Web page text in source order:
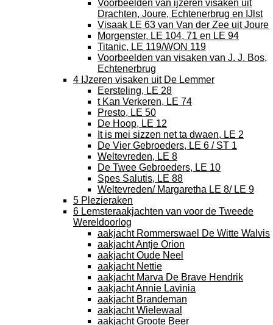
Voorbeelden van ijzeren visaken uit
Drachten, Joure, Echtenerbrug en IJlst
Visaak LE 63 van Van der Zee uit Joure
Morgenster, LE 104, 71 en LE 94
Titanic, LE 119/WON 119
Voorbeelden van visaken van J. J. Bos,
Echtenerbrug
4 IJzeren visaken uit De Lemmer
Eersteling, LE 28
t Kan Verkeren, LE 74
Presto, LE 50
De Hoop, LE 12
It is mei sizzen net ta dwaen, LE 2
De Vier Gebroeders, LE 6 / ST 1
Weltevreden, LE 8
De Twee Gebroeders, LE 10
Spes Salutis, LE 88
Weltevreden/ Margaretha LE 8/ LE 9
5 Plezieraken
6 Lemsteraakjachten van voor de Tweede
Wereldoorlog
aakjacht Rommerswael De Witte Walvis
aakjacht Antje Orion
aakjacht Oude Neel
aakjacht Nettie
aakjacht Marva De Brave Hendrik
aakjacht Annie Lavinia
aakjacht Brandeman
aakjacht Wielewaal
aakjacht Groote Beer